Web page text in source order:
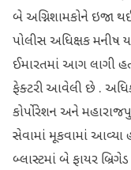
બે અગ્નિશામકોને ઇજા
પોલીસ અધિક્ષક
ઈમારતમાં આગ લાગી
ફેક્ટરી આવેલી છે .
કોર્પોરેશન અને
સેવામાં મૂકવામાં
બ્લાસ્ટમાં બે ફાયર